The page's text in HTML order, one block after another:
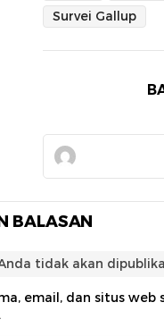
Survei Gallup
BALASAN
tidak akan
email, dan situs